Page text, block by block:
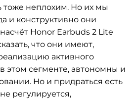
неплохим. Но их мы
и конструктивно они
Honor Earbuds 2 Lite
что они имеют,
активного
этом сегменте, автономны и
Но и придраться есть
регулируется,